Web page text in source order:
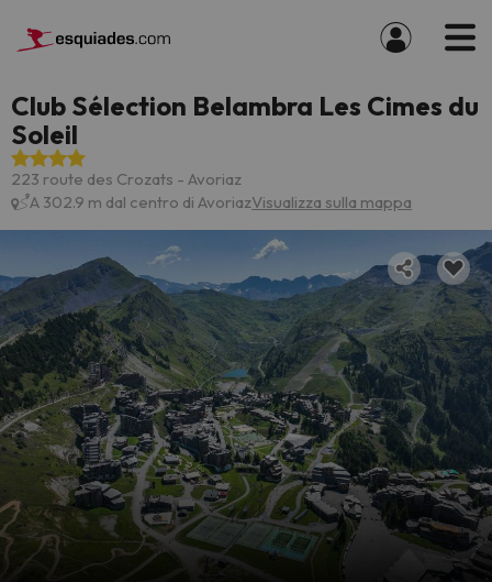
Club Sélection Belambra Les Cimes du
Soleil
223 route des Crozats - Avoriaz
A 302.9 m dal centro di AvoriazVisualizza sulla mappa